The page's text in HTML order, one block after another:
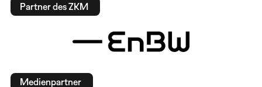
Partner des ZKM
Medienpartner